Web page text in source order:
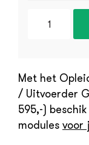
Met het
/ Uitvoerder
595,-)
modules voor